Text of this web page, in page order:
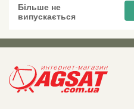
Більше не
випускається